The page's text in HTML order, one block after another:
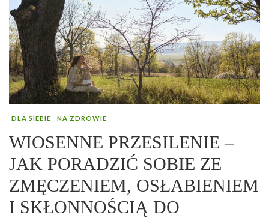
DLA SIEBIE NA ZDROWIE
WIOSENNE PRZESILENIE –
JAK PORADZIĆ SOBIE ZE
ZMĘCZENIEM, OSŁABIENIEM
I SKŁONNOŚCIĄ DO